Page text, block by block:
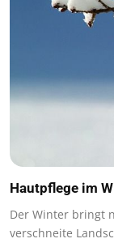
Hautpflege im
Der Winter bringt
verschneite